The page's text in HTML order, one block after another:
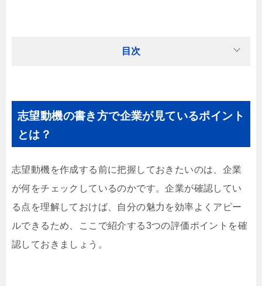
目次
志望動機の書き方で企業が見ているポイント
とは？
志望動機を作成する前に把握しておきたいのは、企業
が何をチェックしているのかです。企業が確認してい
る点を理解しておけば、自分の魅力を効率よくアピー
ルできるため、ここで紹介する3つの評価ポイントを確
認しておきましょう。